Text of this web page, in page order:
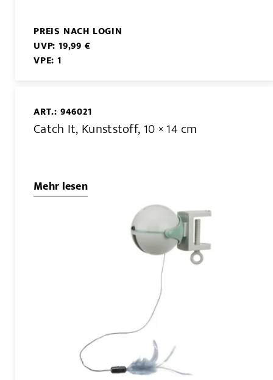
PREIS NACH LOGIN
UVP: 19,99 €
VPE: 1
ART.: 946021
Catch It, Kunststoff, 10 × 14 cm
Mehr lesen